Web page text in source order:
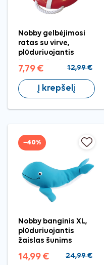
Nobby gelbėjimosi
ratas su virve,
plūduriuojantis
7,79 € 12,99 €
Į krepšelį
−40%
Nobby banginis XL,
plūduriuojantis
žaislas šunims
14,99 € 24,99 €